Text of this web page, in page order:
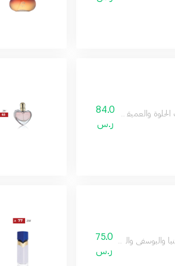
والعميقة ليمنحك رائحة أنيقة وفاخرة، مثالية
84.0
ر.س
واليوسفي والعنب الأحمر مع قلب من الياسمين
75.0
ر.س